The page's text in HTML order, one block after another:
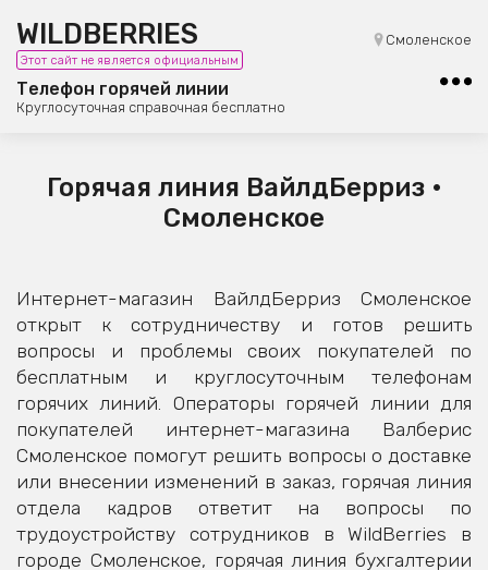
WILDBERRIES
Этот сайт не является официальным
Телефон горячей линии
Круглосуточная справочная бесплатно
Смоленское
8 (800) 101-42-23
Бесплатная юридическая консультация
Горячая линия ВайлдБерриз •
Смоленское
Интернет-магазин ВайлдБерриз Смоленское
открыт к сотрудничеству и готов решить
вопросы и проблемы своих покупателей по
бесплатным и круглосуточным телефонам
горячих линий. Операторы горячей линии для
покупателей интернет-магазина Валберис
Смоленское помогут решить вопросы о доставке
или внесении изменений в заказ, горячая линия
отдела кадров ответит на вопросы по
трудоустройству сотрудников в WildBerries в
городе Смоленское, горячая линия бухгалтерии